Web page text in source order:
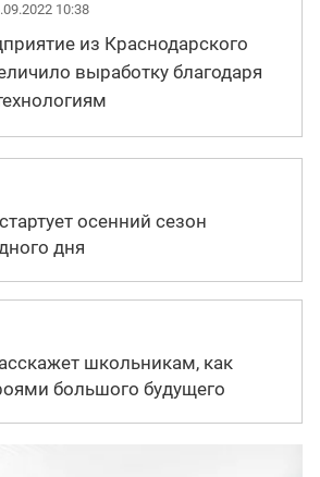
10:38
из Краснодарского
выработку благодаря
осенний сезон
дня
школьникам, как
большого будущего